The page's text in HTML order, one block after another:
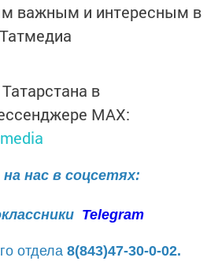
важным и интересным в
Татмедиа
в
MАХ:
нас в соцсетях:
Telegram
отдела 8(843)47-30-0-02.